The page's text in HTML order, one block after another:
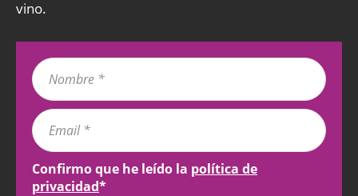
vino.
Confirmo que he leído la política de
privacidad*